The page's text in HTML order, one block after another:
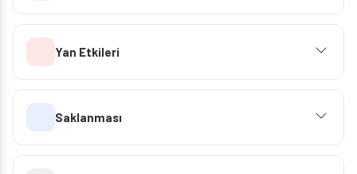
Yan Etkileri
Saklanması